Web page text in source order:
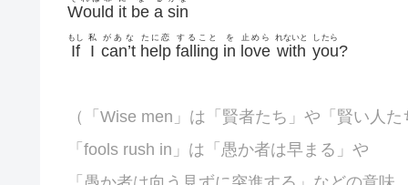
Would it be a sin
If
もし
I
私
can’t
があな
help
たに恋
falling
すること
in
を
love
止めら
with
れないと
you
したら
?
（「Wise men」は「賢者たち」や「賢い人
「fools rush in」は「愚か者は早まる」や